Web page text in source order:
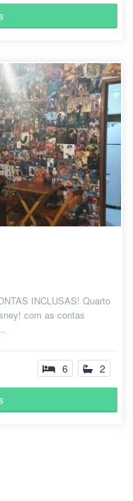
INCLUSAS! Quarto
com as contas
6 2